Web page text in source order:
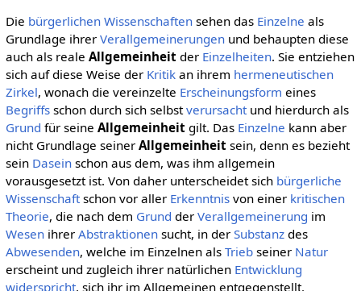
Die bürgerlichen Wissenschaftensehen das Einzelne als
Grundlage ihrer Verallgemeinerungenund behaupten diese
auch als reale Allgemeinheitder Einzelheiten. Sie entziehen
sich auf diese Weise der Kritikan ihrem hermeneutischen
Zirkel, wonach die vereinzelte Erscheinungsform eines
Begriffsschon durch sich selbstverursachtund hierdurch als
Grund für seine Allgemeinheitgilt. Das Einzelne kann aber
nicht Grundlage seiner Allgemeinheitsein, denn es bezieht
sein Daseinschon aus dem, was ihm allgemein
vorausgesetzt ist. Von daher unterscheidet sich bürgerliche
Wissenschaftschon vor aller Erkenntnisvon einer kritischen
Theorie, die nach dem Grund der Verallgemeinerung im
Wesenihrer Abstraktionensucht, in der Substanzdes
Abwesenden, welche im Einzelnen als Triebseiner Natur
erscheint und zugleich ihrer natürlichen Entwicklung
widerspricht, sich ihr im Allgemeinen entgegenstellt.